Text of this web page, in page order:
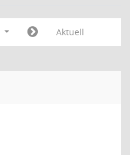
Aktuell